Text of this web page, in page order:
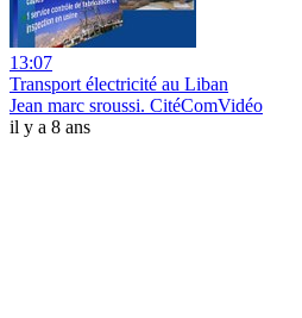
13:07
Transport électricité au Liban
Jean marc sroussi. CitéComVidéo
il y a 8 ans